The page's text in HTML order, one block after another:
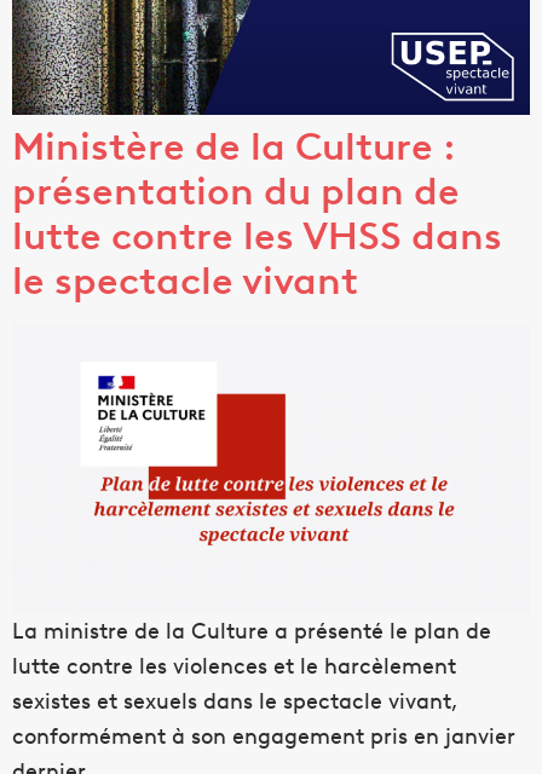
Ministère de la Culture :
présentation du plan de
lutte contre les VHSS dans
le spectacle vivant
La ministre de la Culture a présenté le plan de
lutte contre les violences et le harcèlement
sexistes et sexuels dans le spectacle vivant,
conformément à son engagement pris en janvier